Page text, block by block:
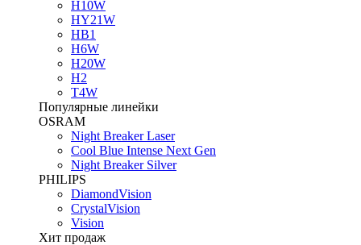
H10W
HY21W
HB1
H6W
H20W
H2
T4W
Популярные линейки
OSRAM
Night Breaker Laser
Cool Blue Intense Next Gen
Night Breaker Silver
PHILIPS
DiamondVision
CrystalVision
Vision
Хит продаж